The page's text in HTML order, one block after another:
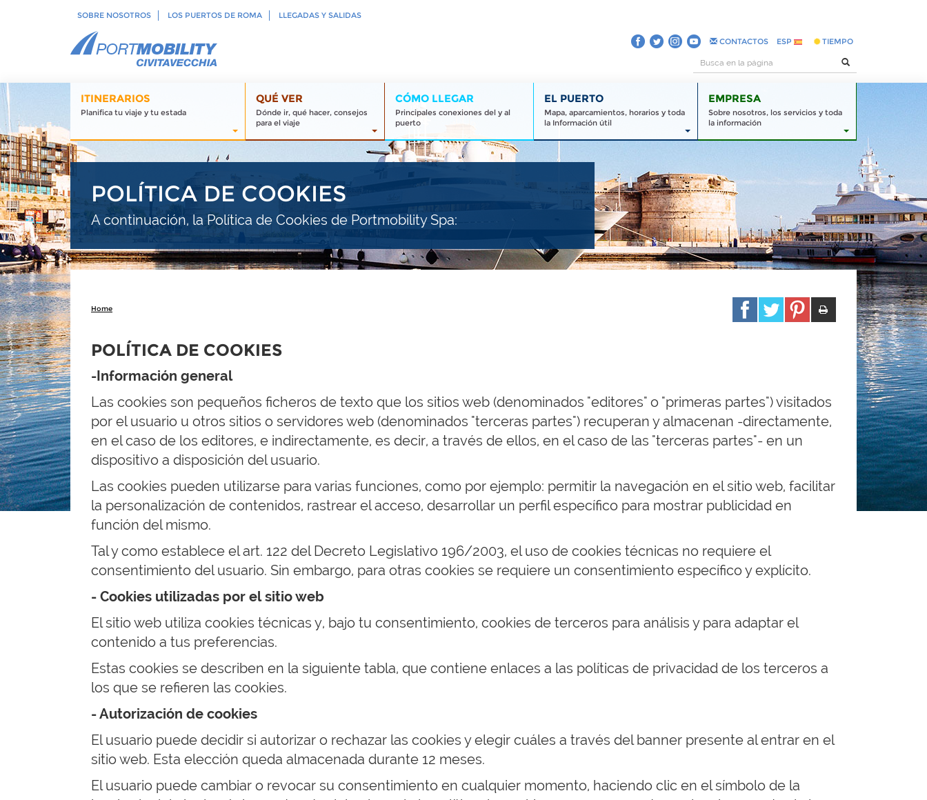
SOBRE NOSOTROS LOS PUERTOS DE ROMA LLEGADAS Y SALIDAS
CONTACTOS ESP TIEMPO
ITINERARIOS
Planifica tu viaje y tu estada
QUÉ VER
Dónde ir, qué hacer, consejos
para el viaje
CÓMO LLEGAR
Principales conexiones del y al
puerto
EL PUERTO
Mapa, aparcamientos, horarios y toda
la Información útil
EMPRESA
Sobre nosotros, los servicios y toda
la información
POLÍTICA DE COOKIES
A continuación, la Política de Cookies de Portmobility Spa:
Home
POLÍTICA DE COOKIES
-Información general
Las cookies son pequeños ficheros de texto que los sitios web (denominados "editores" o "primeras partes") visitados
por el usuario u otros sitios o servidores web (denominados "terceras partes") recuperan y almacenan -directamente,
en el caso de los editores, e indirectamente, es decir, a través de ellos, en el caso de las "terceras partes"- en un
dispositivo a disposición del usuario.
Las cookies pueden utilizarse para varias funciones, como por ejemplo: permitir la navegación en el sitio web, facilitar
la personalización de contenidos, rastrear el acceso, desarrollar un perfil específico para mostrar publicidad en
función del mismo.
Tal y como establece el art. 122 del Decreto Legislativo 196/2003, el uso de cookies técnicas no requiere el
consentimiento del usuario. Sin embargo, para otras cookies se requiere un consentimiento específico y explícito.
- Cookies utilizadas por el sitio web
El sitio web utiliza cookies técnicas y, bajo tu consentimiento, cookies de terceros para análisis y para adaptar el
contenido a tus preferencias.
Estas cookies se describen en la siguiente tabla, que contiene enlaces a las políticas de privacidad de los terceros a
los que se refieren las cookies.
- Autorización de cookies
El usuario puede decidir si autorizar o rechazar las cookies y elegir cuáles a través del banner presente al entrar en el
sitio web. Esta elección queda almacenada durante 12 meses.
El usuario puede cambiar o revocar su consentimiento en cualquier momento, haciendo clic en el símbolo de la